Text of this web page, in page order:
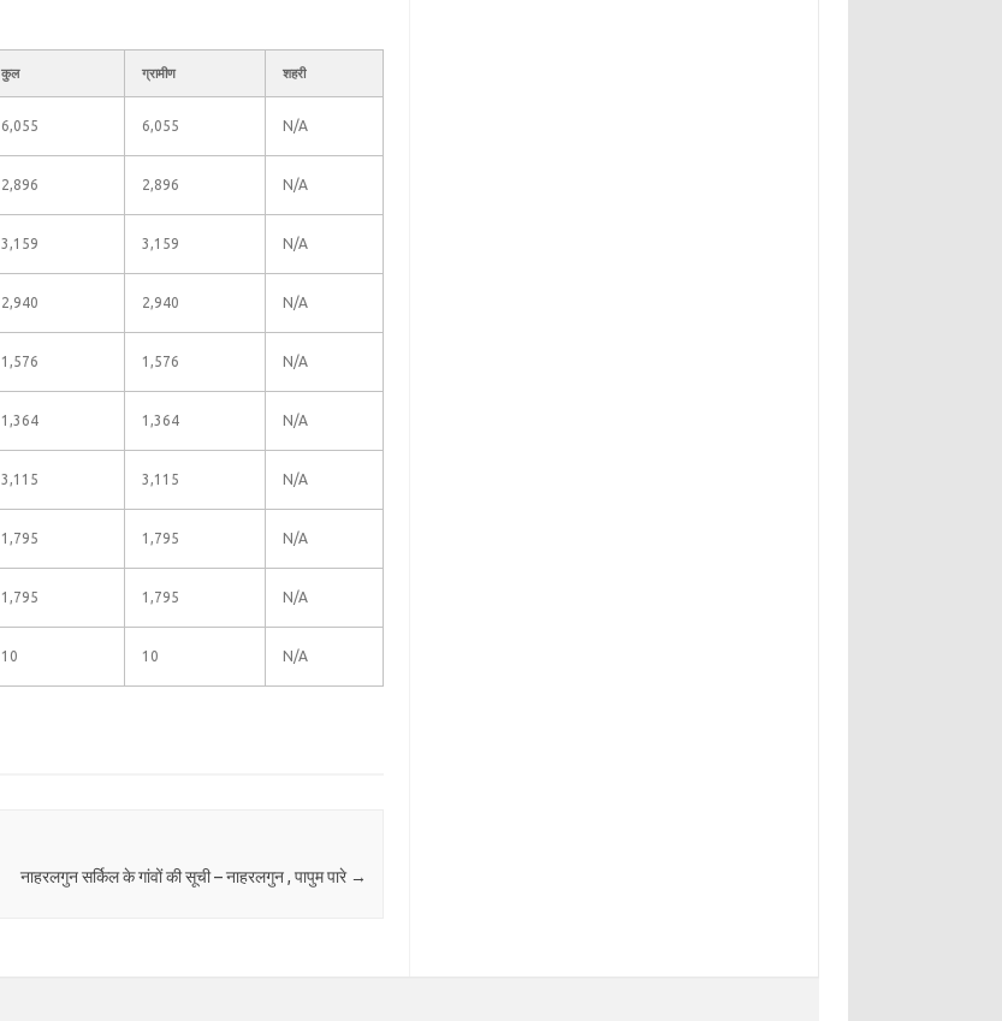
कुल ग्रामीण शहरी
6,055 6,055 N/A
2,896 2,896 N/A
3,159 3,159 N/A
2,940 2,940 N/A
1,576 1,576 N/A
1,364 1,364 N/A
3,115 3,115 N/A
1,795 1,795 N/A
1,795 1,795 N/A
10 10 N/A
नाहरलगुन सर्किल के गांवों की सूची – नाहरलगुन , पापुम पारे →